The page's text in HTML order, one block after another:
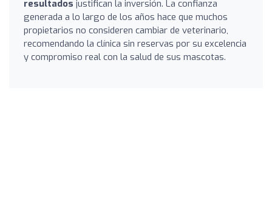
resultados justifican la inversión. La confianza
generada a lo largo de los años hace que muchos
propietarios no consideren cambiar de veterinario,
recomendando la clínica sin reservas por su excelencia
y compromiso real con la salud de sus mascotas.